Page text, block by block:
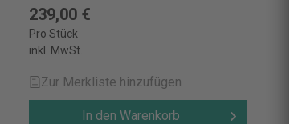
239,00 €
Pro Stück
inkl. MwSt.
Zur Merkliste hinzufügen
In den Warenkorb